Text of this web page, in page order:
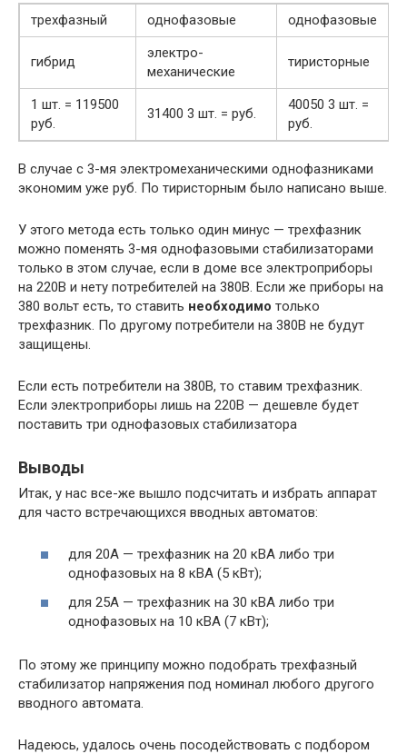
трехфазный однофазовые однофазовые
гибрид
электро-
механические
тиристорные
1 шт. = 119500
руб.
31400 3 шт. = руб.
40050 3 шт. =
руб.
В случае с 3-мя электромеханическими однофазниками
экономим уже руб. По тиристорным было написано выше.
У этого метода есть только один минус — трехфазник
можно поменять 3-мя однофазовыми стабилизаторами
только в этом случае, если в доме все электроприборы
на 220В и нету потребителей на 380В. Если же приборы на
380 вольт есть, то ставить необходимо только
трехфазник. По другому потребители на 380В не будут
защищены.
Если есть потребители на 380В, то ставим трехфазник.
Если электроприборы лишь на 220В — дешевле будет
поставить три однофазовых стабилизатора
Выводы
Итак, у нас все-же вышло подсчитать и избрать аппарат
для часто встречающихся вводных автоматов:
для 20А — трехфазник на 20 кВА либо три
однофазовых на 8 кВА (5 кВт);
для 25А — трехфазник на 30 кВА либо три
однофазовых на 10 кВА (7 кВт);
По этому же принципу можно подобрать трехфазный
стабилизатор напряжения под номинал любого другого
вводного автомата.
Надеюсь, удалось очень посодействовать с подбором